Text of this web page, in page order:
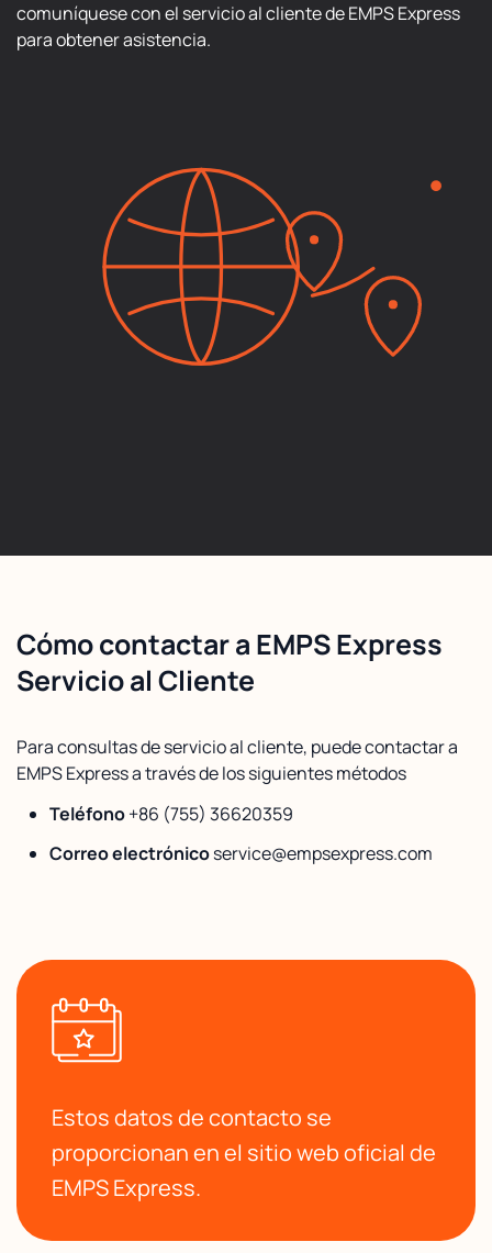
comuníquese con el servicio al cliente de EMPS Express
para obtener asistencia.
Cómo contactar a EMPS Express
Servicio al Cliente
Para consultas de servicio al cliente, puede contactar a
EMPS Express a través de los siguientes métodos
Teléfono+86 (755) 36620359
Correo electrónicoservice@empsexpress.com
Estos datos de contacto se
proporcionan en el sitio web oficial de
EMPS Express.